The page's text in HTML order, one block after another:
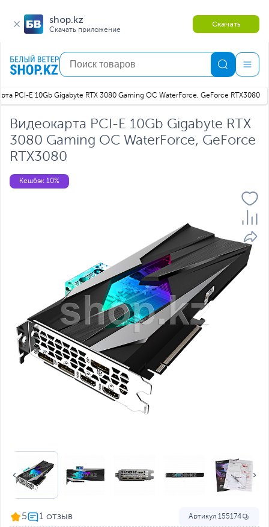
shop.kz
Скачать приложение
Скачать
PCI-E 10Gb Gigabyte RTX 3080 Gaming OC WaterForce, GeForce RTX3080
Видеокарта PCI-E 10Gb Gigabyte RTX
3080 Gaming OC WaterForce, GeForce
RTX3080
Кешбэк 10%
5 Артикул 155174